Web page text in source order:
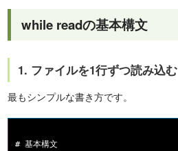
while readの基本構文
1. ファイルを1行ずつ読み込む
最もシンプルな書き方です。
# 基本構文